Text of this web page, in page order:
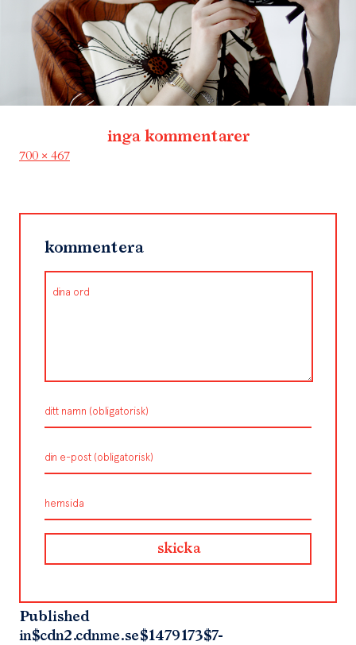
inga kommentarer
Full
700 × 467
kommentera
Published
in$cdn2.cdnme.se$1479173$7-